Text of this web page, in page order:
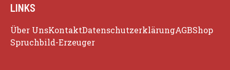
LINKS
Über UnsKontaktDatenschutzerklärungAGBShop
Spruchbild-Erzeuger